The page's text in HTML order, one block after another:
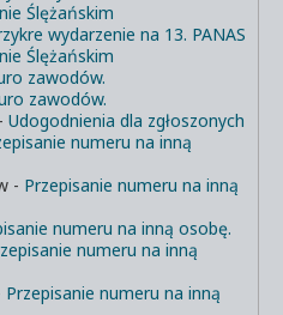
Ślężańskim
wydarzenie na 13. PANAS
Ślężańskim
zawodów.
zawodów.
- Udogodnienia dla zgłoszonych
numeru na inną
- Przepisanie numeru na inną
numeru na inną osobę.
numeru na inną
Przepisanie numeru na inną